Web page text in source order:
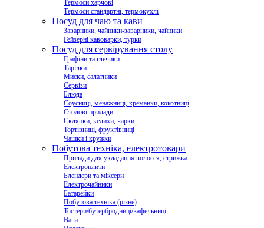
Термоси харчові
Термоси стандартні, термокухлі
Посуд для чаю та кави
Заварники, чайники-заварники, чайники
Гейзерні кавоварки, турки
Посуд для сервірування столу
Графіни та глечики
Тарілки
Миски, салатники
Сервізи
Блюда
Соусниці, менажниці, креманки, кокотниці
Столові прилади
Склянки, келихи, чарки
Тортівниці, фруктівниці
Чашки і кружки
Побутова техніка, електротовари
Прилади для укладання волосся, стрижка
Електроплити
Блендери та міксери
Електрочайники
Батарейки
Побутова техніка (різне)
Тостери/бутербродниці/вафельниці
Ваги